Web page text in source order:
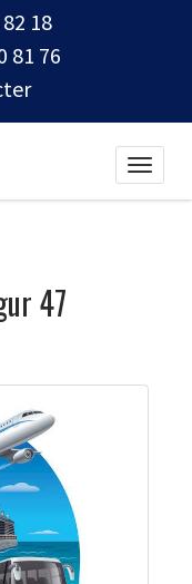
18
81 76
Toggle
47